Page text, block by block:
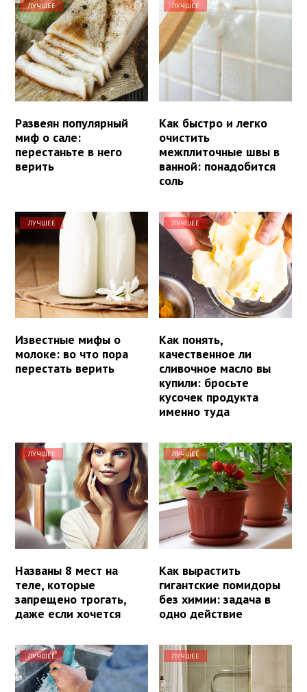
ЛУЧШЕЕ
Развеян популярный
миф о сале:
перестаньте в него
верить
ЛУЧШЕЕ
Как быстро и легко
очистить
межплиточные швы в
ванной: понадобится
соль
ЛУЧШЕЕ
Известные мифы о
молоке: во что пора
перестать верить
ЛУЧШЕЕ
Как понять,
качественное ли
сливочное масло вы
купили: бросьте
кусочек продукта
именно туда
ЛУЧШЕЕ
Названы 8 мест на
теле, которые
запрещено трогать,
даже если хочется
ЛУЧШЕЕ
Как вырастить
гигантские помидоры
без химии: задача в
одно действие
ЛУЧШЕЕ ЛУЧШЕЕ